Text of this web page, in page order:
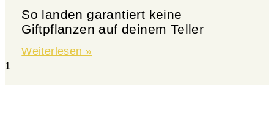
So landen garantiert keine
Giftpflanzen auf deinem Teller
Weiterlesen »